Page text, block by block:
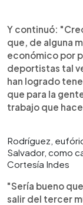
Y continuó:
que, de alguna
económico por
deportistas tal
han logrado
que para la
trabajo que
Rodríguez,
Salvador, como
Cortesía Indes
"Sería bueno
salir del tercer